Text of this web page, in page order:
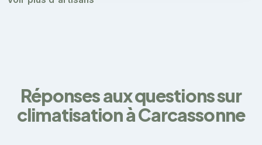
Réponses aux questions sur
climatisation à Carcassonne